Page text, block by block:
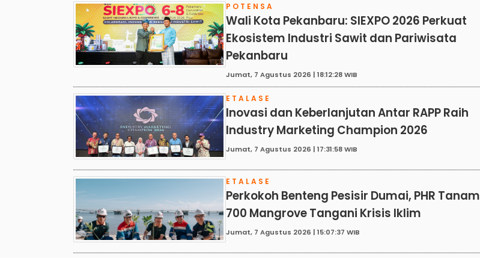
POTENSA
Wali Kota Pekanbaru: SIEXPO 2026 Perkuat
Ekosistem Industri Sawit dan Pariwisata
Pekanbaru
Jumat, 7 Agustus 2026 | 18:12:28 WIB
ETALASE
Inovasi dan Keberlanjutan Antar RAPP Raih
Industry Marketing Champion 2026
Jumat, 7 Agustus 2026 | 17:31:58 WIB
ETALASE
Perkokoh Benteng Pesisir Dumai, PHR Tanam
700 Mangrove Tangani Krisis Iklim
Jumat, 7 Agustus 2026 | 15:07:37 WIB